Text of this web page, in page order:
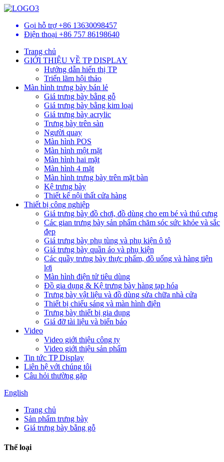
Gọi hỗ trợ +86 13630098457
Điện thoại +86 757 86198640
Trang chủ
GIỚI THIỆU VỀ TP DISPLAY
Hướng dẫn hiển thị TP
Triển lãm hội thảo
Màn hình trưng bày bán lẻ
Giá trưng bày bằng gỗ
Giá trưng bày bằng kim loại
Giá trưng bày acrylic
Trưng bày trên sàn
Người quay
Màn hình POS
Màn hình một mặt
Màn hình hai mặt
Màn hình 4 mặt
Màn hình trưng bày trên mặt bàn
Kệ trưng bày
Thiết kế nội thất cửa hàng
Thiết bị công nghiệp
Giá trưng bày đồ chơi, đồ dùng cho em bé và thú cưng
Các gian trưng bày sản phẩm chăm sóc sức khỏe và sắc
đẹp
Giá trưng bày phụ tùng và phụ kiện ô tô
Giá trưng bày quần áo và phụ kiện
Các quầy trưng bày thực phẩm, đồ uống và hàng tiện
lợi
Màn hình điện tử tiêu dùng
Đồ gia dụng & Kệ trưng bày hàng tạp hóa
Trưng bày vật liệu và đồ dùng sửa chữa nhà cửa
Thiết bị chiếu sáng và màn hình điện
Trưng bày thiết bị gia dụng
Giá đỡ tài liệu và biển báo
Video
Video giới thiệu công ty
Video giới thiệu sản phẩm
Tin tức TP Display
Liên hệ với chúng tôi
Câu hỏi thường gặp
English
Trang chủ
Sản phẩm trưng bày
Giá trưng bày bằng gỗ
Thể loại